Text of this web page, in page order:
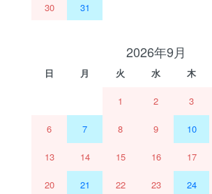
30
31
2026年9月
日 月 火 水 木
1 2 3
6 7 8 9 10
13 14 15 16 17
20 21 22 23 24